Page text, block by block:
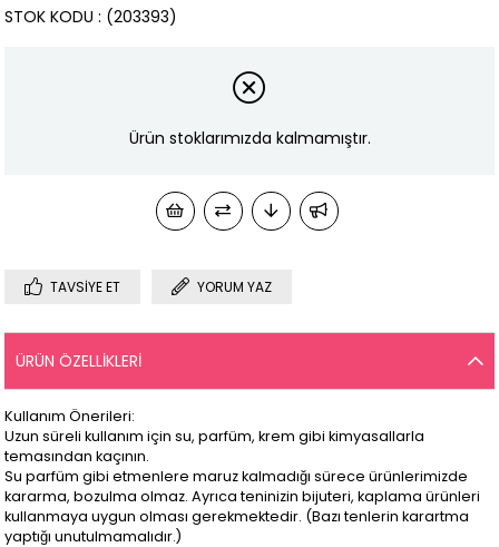
(203393)
STOK KODU
Ürün stoklarımızda kalmamıştır.
TAVSIYE ET YORUM YAZ
ÜRÜN ÖZELLIKLERI
Kullanım Önerileri:
Uzun süreli kullanım için su, parfüm, krem gibi kimyasallarla
temasından kaçının.
Su parfüm gibi etmenlere maruz kalmadığı sürece ürünlerimizde
kararma, bozulma olmaz. Ayrıca teninizin bijuteri, kaplama ürünleri
kullanmaya uygun olması gerekmektedir. (Bazı tenlerin karartma
yaptığı unutulmamalıdır.)